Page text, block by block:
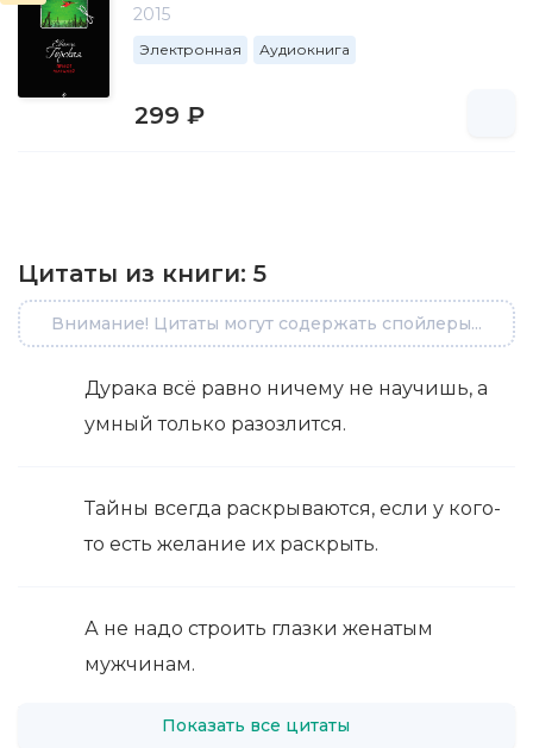
2015
Электронная Аудиокнига
299 ₽
Цитаты из книги: 5
Внимание! Цитаты могут содержать спойлеры...
Дурака всё равно ничему не научишь, а
умный только разозлится.
Тайны всегда раскрываются, если у кого-
то есть желание их раскрыть.
А не надо строить глазки женатым
мужчинам.
Показать все цитаты